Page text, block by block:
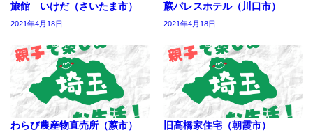
旅館 いけだ（さいたま市）
2021年4月18日
蕨パレスホテル（川口市）
2021年4月18日
わらび農産物直売所（蕨市） 旧高橋家住宅（朝霞市）